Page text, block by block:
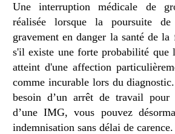
Une interruption médicale de
réalisée lorsque la poursuite
gravement en danger la santé de la
s'il existe une forte probabilité que
atteint d'une affection
comme incurable lors du
besoin d’un arrêt de travail
d’une IMG, vous pouvez
indemnisation sans délai de carence.